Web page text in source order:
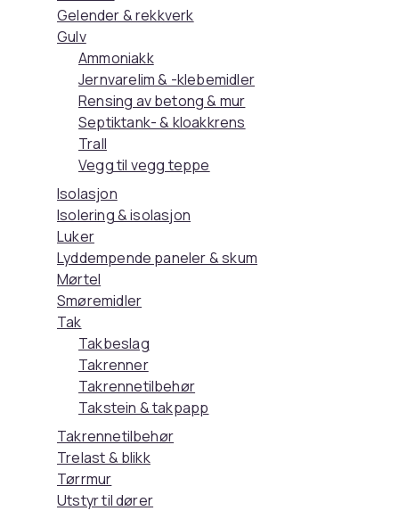
Gelender & rekkverk
Gulv
Ammoniakk
Jernvarelim & -klebemidler
Rensing av betong & mur
Septiktank- & kloakkrens
Trall
Vegg til vegg teppe
Isolasjon
Isolering & isolasjon
Luker
Lyddempende paneler & skum
Mørtel
Smøremidler
Tak
Takbeslag
Takrenner
Takrennetilbehør
Takstein & takpapp
Takrennetilbehør
Trelast & blikk
Tørrmur
Utstyr til dører